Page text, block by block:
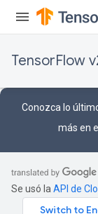
TensorFlow
Conozca lo
más en el
Se usó la API de